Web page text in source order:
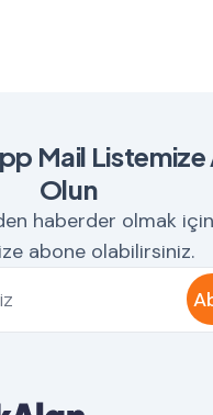
Mail Listemize
Olun
haberder olmak
abone olabilirsiniz.